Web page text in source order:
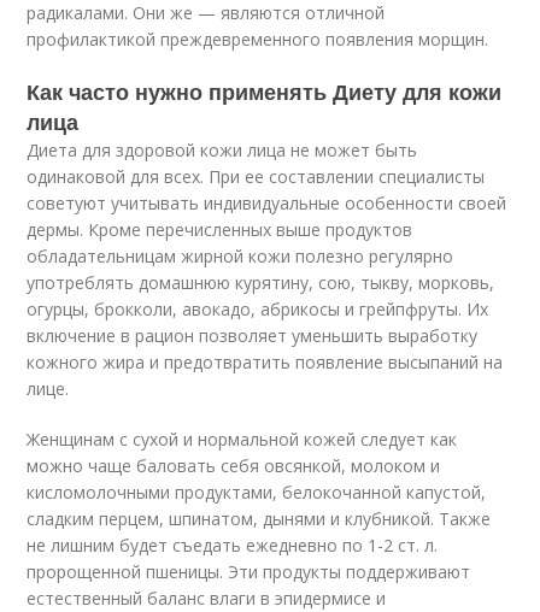
радикалами. Они же — являются отличной
профилактикой преждевременного появления морщин.
Как часто нужно применять Диету для кожи
лица
Диета для здоровой кожи лица не может быть
одинаковой для всех. При ее составлении специалисты
советуют учитывать индивидуальные особенности своей
дермы. Кроме перечисленных выше продуктов
обладательницам жирной кожи полезно регулярно
употреблять домашнюю курятину, сою, тыкву, морковь,
огурцы, брокколи, авокадо, абрикосы и грейпфруты. Их
включение в рацион позволяет уменьшить выработку
кожного жира и предотвратить появление высыпаний на
лице.
Женщинам с сухой и нормальной кожей следует как
можно чаще баловать себя овсянкой, молоком и
кисломолочными продуктами, белокочанной капустой,
сладким перцем, шпинатом, дынями и клубникой. Также
не лишним будет съедать ежедневно по 1-2 ст. л.
пророщенной пшеницы. Эти продукты поддерживают
естественный баланс влаги в эпидермисе и